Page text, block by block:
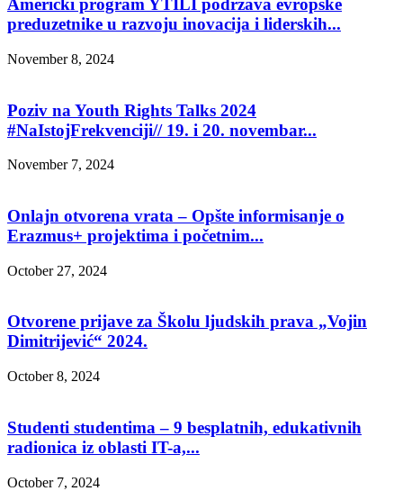
Američki program YTILI podržava evropske
preduzetnike u razvoju inovacija i liderskih...
November 8, 2024
Poziv na Youth Rights Talks 2024
#NaIstojFrekvenciji// 19. i 20. novembar...
November 7, 2024
Onlajn otvorena vrata – Opšte informisanje o
Erazmus+ projektima i početnim...
October 27, 2024
Otvorene prijave za Školu ljudskih prava „Vojin
Dimitrijević“ 2024.
October 8, 2024
Studenti studentima – 9 besplatnih, edukativnih
radionica iz oblasti IT-a,...
October 7, 2024